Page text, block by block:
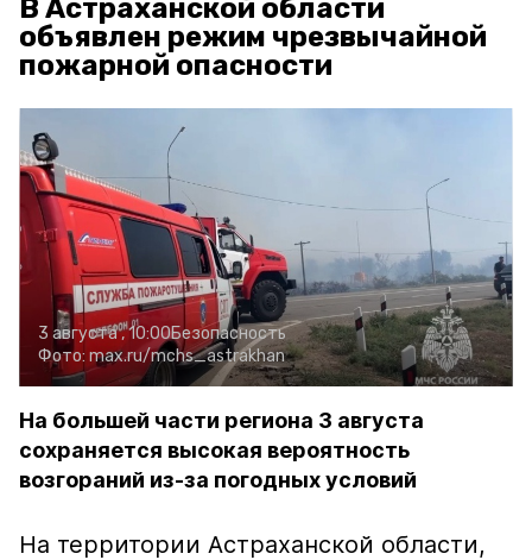
В Астраханской области
объявлен режим чрезвычайной
пожарной опасности
3 августа , 10:00Безопасность
Фото: max.ru/mchs_astrakhan
На большей части региона 3 августа
сохраняется высокая вероятность
возгораний из-за погодных условий
На территории Астраханской области,